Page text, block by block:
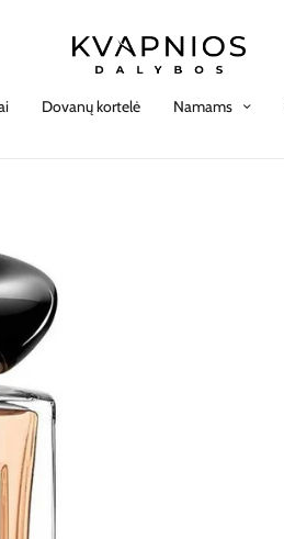
Dovanų kortelė Namams